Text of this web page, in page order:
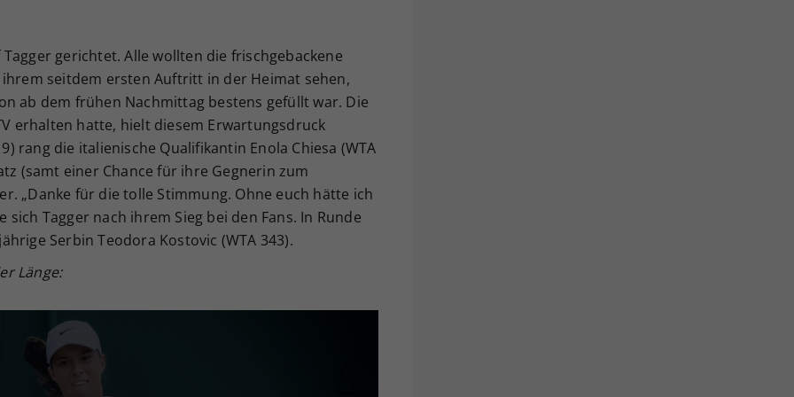
gerichtet. Alle wollten die frischgebackene
seitdem ersten Auftritt in der Heimat sehen,
ab dem frühen Nachmittag bestens gefüllt war. Die
erhalten hatte, hielt diesem Erwartungsdruck
rang die italienische Qualifikantin Enola Chiesa (WTA
(samt einer Chance für ihre Gegnerin zum
„Danke für die tolle Stimmung. Ohne euch hätte ich
Tagger nach ihrem Sieg bei den Fans. In Runde
Serbin Teodora Kostovic (WTA 343).
Länge: